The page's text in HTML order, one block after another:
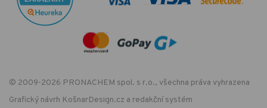
© 2009-2026 PRONACHEM spol. s r.o., všechna práva vyhrazena
Grafický návrh KošnarDesign.cz a redakční systém